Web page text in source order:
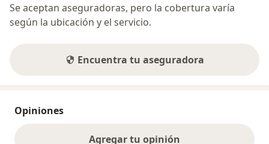
Se aceptan aseguradoras, pero la cobertura varía
según la ubicación y el servicio.
Encuentra tu aseguradora
Opiniones
Agregar tu opinión